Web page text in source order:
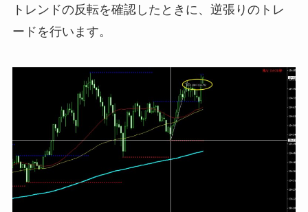
トレンドの反転を確認したときに、逆張りのトレ
ードを行います。